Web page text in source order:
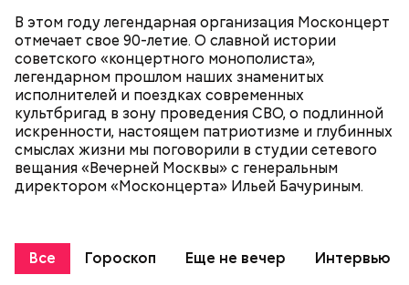
В этом году легендарная организация Москонцерт
отмечает свое 90-летие. О славной истории
советского «концертного монополиста»,
легендарном прошлом наших знаменитых
исполнителей и поездках современных
культбригад в зону проведения СВО, о подлинной
искренности, настоящем патриотизме и глубинных
смыслах жизни мы поговорили в студии сетевого
вещания «Вечерней Москвы» с генеральным
директором «Москонцерта» Ильей Бачуриным.
Все Гороскоп Еще не вечер Интервью